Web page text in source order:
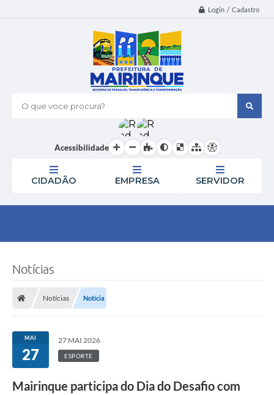
Login / Cadastro
O que voce procura?
Acessibilidade
CIDADÃO EMPRESA SERVIDOR
Notícias
Notícias Notícia
MAI
27
27 MAI 2026
ESPORTE
Mairinque participa do Dia do Desafio com